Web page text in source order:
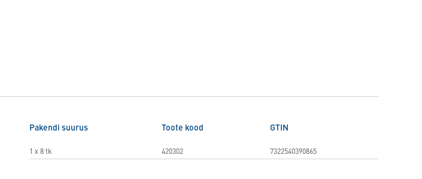
Pakendi suurus Toote kood GTIN
1 x 8 tk 420302 7322540390865